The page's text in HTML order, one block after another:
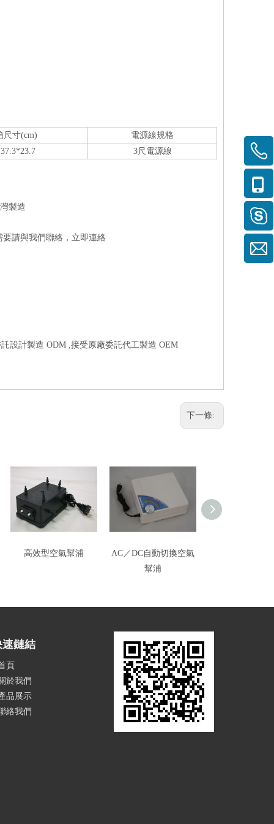
尺寸(cm)
電源線規格
3尺電源線
製造
請與我們聯絡， 立即連絡
設計製造 ODM ,接受原廠委託代工製造 OEM
下一條:
高效型空氣幫浦
AC／DC自動切換空氣
幫浦
速鏈結
頁
於我們
品展示
絡我們